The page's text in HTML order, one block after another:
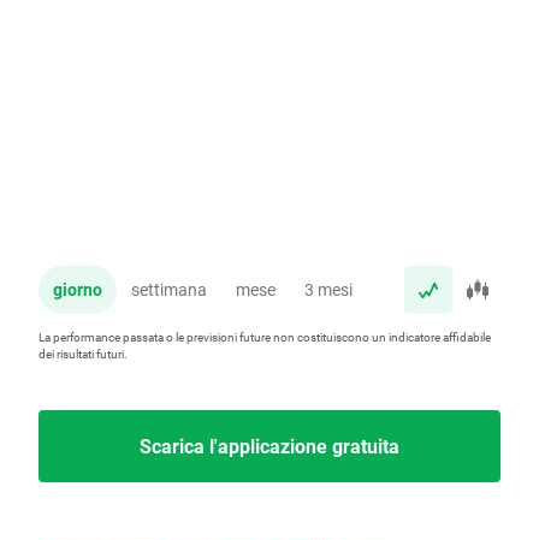
giorno settimana mese 3 mesi anno
La performance passata o le previsioni future non costituiscono un indicatore affidabile
dei risultati futuri.
Scarica l'applicazione gratuita